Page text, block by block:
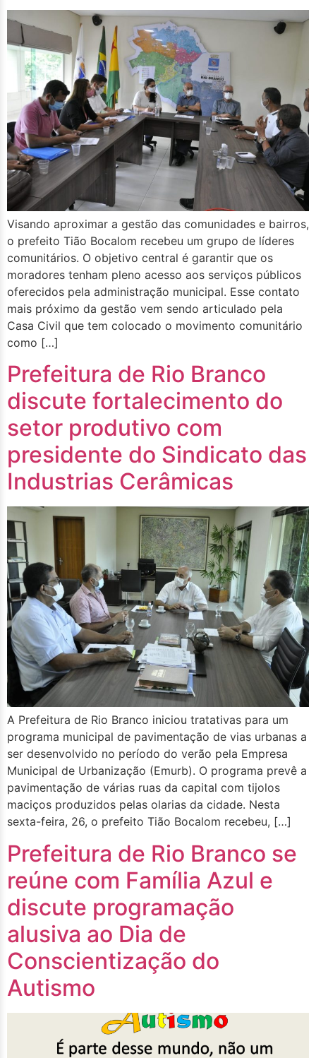
Visando aproximar a gestão das comunidades e bairros,
o prefeito Tião Bocalom recebeu um grupo de líderes
comunitários. O objetivo central é garantir que os
moradores tenham pleno acesso aos serviços públicos
oferecidos pela administração municipal. Esse contato
mais próximo da gestão vem sendo articulado pela
Casa Civil que tem colocado o movimento comunitário
como […]
Prefeitura de Rio Branco
discute fortalecimento do
setor produtivo com
presidente do Sindicato das
Industrias Cerâmicas
A Prefeitura de Rio Branco iniciou tratativas para um
programa municipal de pavimentação de vias urbanas a
ser desenvolvido no período do verão pela Empresa
Municipal de Urbanização (Emurb). O programa prevê a
pavimentação de várias ruas da capital com tijolos
maciços produzidos pelas olarias da cidade. Nesta
sexta-feira, 26, o prefeito Tião Bocalom recebeu, […]
Prefeitura de Rio Branco se
reúne com Família Azul e
discute programação
alusiva ao Dia de
Conscientização do
Autismo